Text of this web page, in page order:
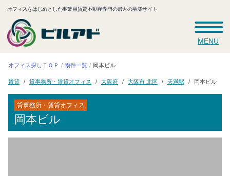
オフィスをはじめとした事業用賃貸不動産専門の最大の募集サイト
MENU
オフィス探しＴＯＰ 物件一覧 岡本ビル
賃貸 貸事務所・賃貸オフィス 大阪府 大阪市 北区 天満駅 岡本ビル
貸事務所・賃貸オフィス
岡本ビル